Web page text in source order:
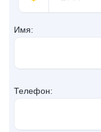
Имя:
Телефон: